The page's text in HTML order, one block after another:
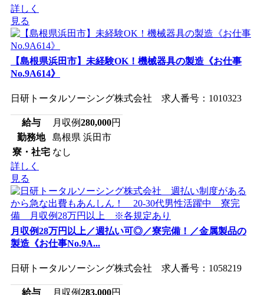
詳しく
見る
【島根県浜田市】未経験OK！機械器具の製造《お仕事
No.9A614》
日研トータルソーシング株式会社 求人番号：1010323
給与 月収例280,000円
勤務地
島根県 浜田市
寮・社宅 なし
詳しく
見る
月収例28万円以上／週払い可◎／寮完備！／金属製品の
製造《お仕事No.9A...
日研トータルソーシング株式会社 求人番号：1058219
給与 月収例283,000円